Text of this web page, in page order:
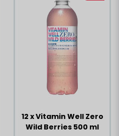
12 x Vitamin Well Zero
Wild Berries 500 ml